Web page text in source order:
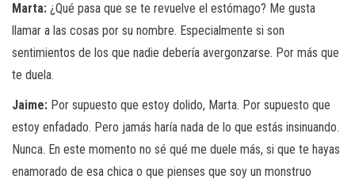
Marta: ¿Qué pasa que se te revuelve el estómago? Me gusta
llamar a las cosas por su nombre. Especialmente si son
sentimientos de los que nadie debería avergonzarse. Por más que
te duela.
Jaime: Por supuesto que estoy dolido, Marta. Por supuesto que
estoy enfadado. Pero jamás haría nada de lo que estás insinuando.
Nunca. En este momento no sé qué me duele más, si que te hayas
enamorado de esa chica o que pienses que soy un monstruo